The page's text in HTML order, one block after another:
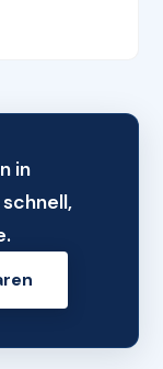
in